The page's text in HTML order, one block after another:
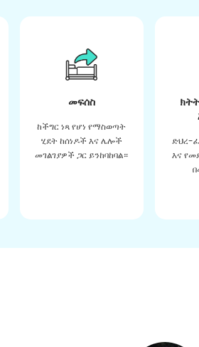
መፍሰስ
ከችግር ነጻ የሆነ የማስወጣት
ሂደት ከሰነዶች እና ሌሎች
መገልገያዎች ጋር ይንከባከባል።
ድህረ-
እና